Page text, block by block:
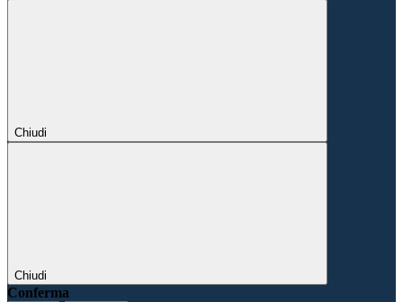
Chiudi
Chiudi
Conferma